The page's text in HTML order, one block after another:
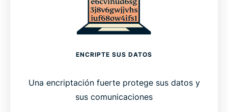
ENCRIPTE SUS DATOS
Una encriptación fuerte protege sus datos y
sus comunicaciones